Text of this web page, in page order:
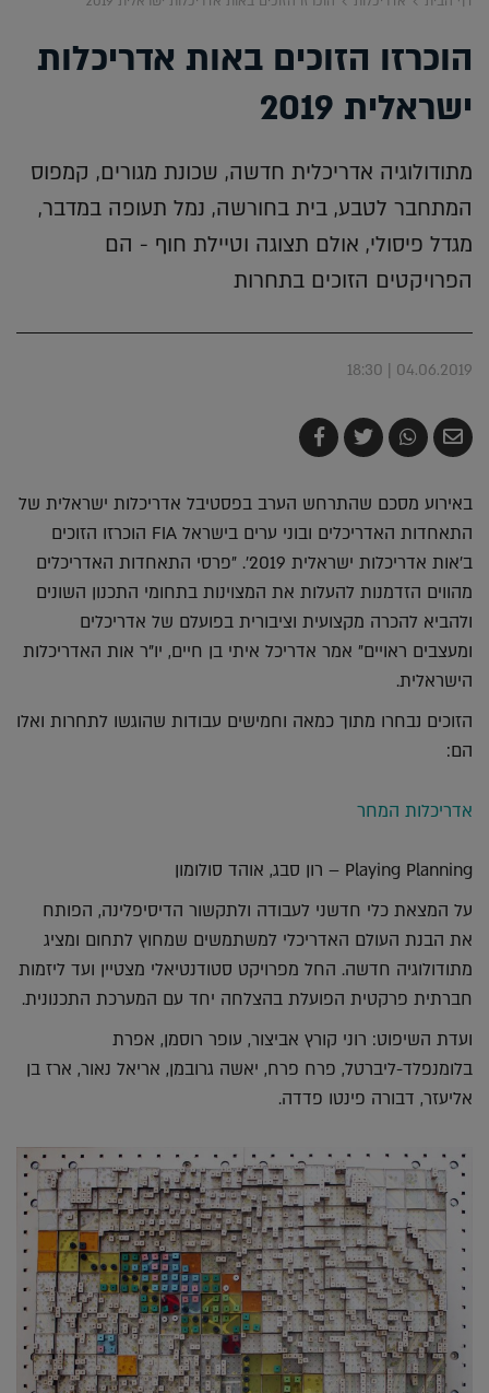
הוכרזו הזוכים באות אדריכלות
ישראלית 2019
מתודולוגיה אדריכלית חדשה, שכונת מגורים, קמפוס
המתחבר לטבע, בית בחורשה, נמל תעופה במדבר,
מגדל פיסולי, אולם תצוגה וטיילת חוף - הם
הפרויקטים הזוכים בתחרות
04.06.2019 | 18:30
שלח
בדואר
שתף
ב-
צייץ
ב-
שתף
ב-
באירוע מסכם שהתרחש הערב בפסטיבל אדריכלות ישראלית של
התאחדות האדריכלים ובוני ערים בישראל FIA הוכרזו הזוכים
ב'אות אדריכלות ישראלית 2019'. "פרסי התאחדות האדריכלים
מהווים הזדמנות להעלות את המצוינות בתחומי התכנון השונים
ולהביא להכרה מקצועית וציבורית בפועלם של אדריכלים
ומעצבים ראויים" אמר אדריכל איתי בן חיים, יו"ר אות האדריכלות
הישראלית.
הזוכים נבחרו מתוך כמאה וחמישים עבודות שהוגשו לתחרות ואלו
הם:
אדריכלות המחר
Playing Planning – רון סבג, אוהד סולומון
על המצאת כלי חדשני לעבודה ולתקשור הדיסיפלינה, הפותח
את הבנת העולם האדריכלי למשתמשים שמחוץ לתחום ומציג
מתודולוגיה חדשה. החל מפרויקט סטודנטיאלי מצטיין ועד ליזמות
חברתית פרקטית הפועלת בהצלחה יחד עם המערכת התכנונית.
ועדת השיפוט: רוני קורץ אביצור, עופר רוסמן, אפרת
בלומנפלד-ליברטל, פרח פרח, יאשה גרובמן, אריאל נאור, ארז בן
אליעזר, דבורה פינטו פדדה.